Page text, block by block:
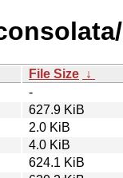
File Size ↓
-
627.9 KiB
2.0 KiB
4.0 KiB
624.1 KiB